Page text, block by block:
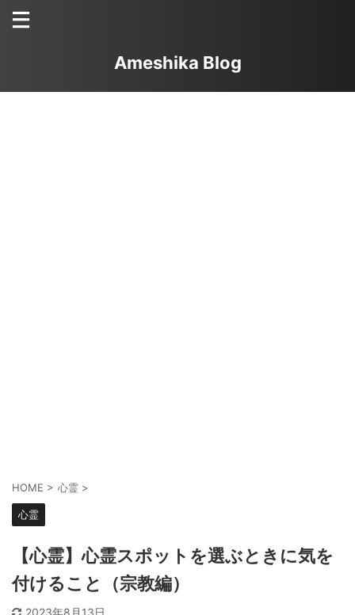
Ameshika Blog
HOME > 心霊 >
心霊
【心霊】心霊スポットを選ぶときに気を
付けること（宗教編）
2023年8月13日